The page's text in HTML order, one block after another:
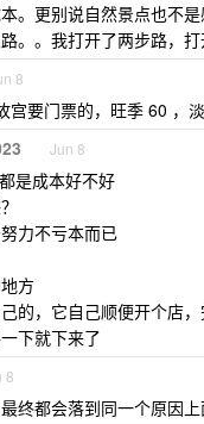
。更别说自然景点也不是
。。我打开了两步路，
8
宫要门票的，旺季 60 ，
Jun 8
是成本好不好
力不亏本而已
方
的，它自己顺便开个店
下就下来了
8
终都会落到同一个原因